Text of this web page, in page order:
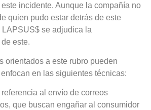
incidente. Aunque la compañía no
quien pudo estar detrás de este
se adjudica la
este.
orientados a este rubro pueden
en las siguientes técnicas:
referencia al envío de correos
que buscan engañar al consumidor